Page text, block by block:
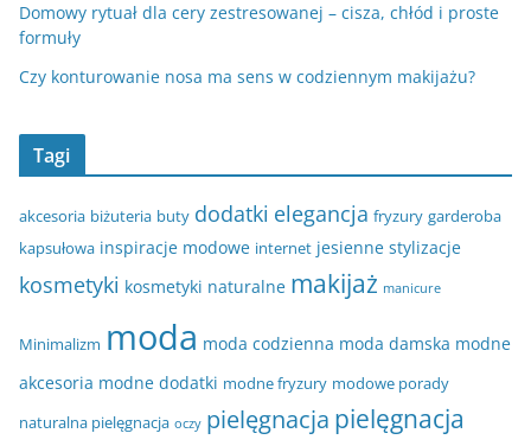
Domowy rytuał dla cery zestresowanej – cisza, chłód i proste
formuły
Czy konturowanie nosa ma sens w codziennym makijażu?
Tagi
akcesoria biżuteria buty dodatki elegancja fryzury garderoba
kapsułowa inspiracje modowe internet jesienne stylizacje
kosmetyki kosmetyki naturalne makijaż manicure
Minimalizm moda moda codzienna moda damska modne
akcesoria modne dodatki modne fryzury modowe porady
naturalna pielęgnacja oczy pielęgnacja pielęgnacja